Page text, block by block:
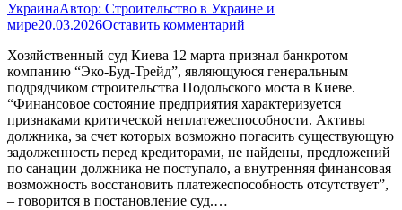
УкраинаАвтор: Строительство в Украине и
мире20.03.2026Оставить комментарий
Хозяйственный суд Киева 12 марта признал банкротом
компанию “Эко-Буд-Трейд”, являющуюся генеральным
подрядчиком строительства Подольского моста в Киеве.
“Финансовое состояние предприятия характеризуется
признаками критической неплатежеспособности. Активы
должника, за счет которых возможно погасить существующую
задолженность перед кредиторами, не найдены, предложений
по санации должника не поступало, а внутренняя финансовая
возможность восстановить платежеспособность отсутствует”,
– говорится в постановление суд.…